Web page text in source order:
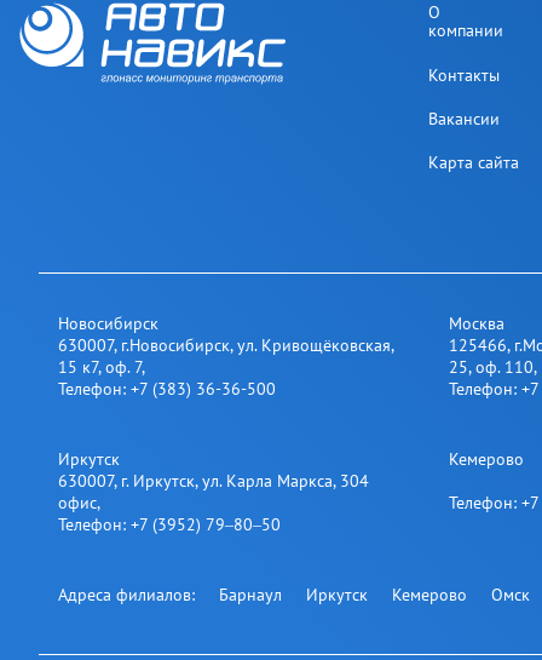
О
компании
Контакты
Вакансии
Карта сайта
Новосибирск
630007, г.Новосибирск,ул. Кривощёковская,
15 к7, оф. 7,
Телефон: +7 (383) 36-36-500
Москва
125466,
25​, оф. 110,
Телефон:
Иркутск
630007, г. Иркутск,ул. Карла Маркса, 304
офис,
Телефон: +7 (3952) 79‒80‒50
Кемерово
Телефон:
Адреса филиалов: Барнаул Иркутск Кемерово Омск